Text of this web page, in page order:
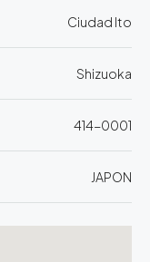
Ciudad Ito
Shizuoka
414-0001
JAPON